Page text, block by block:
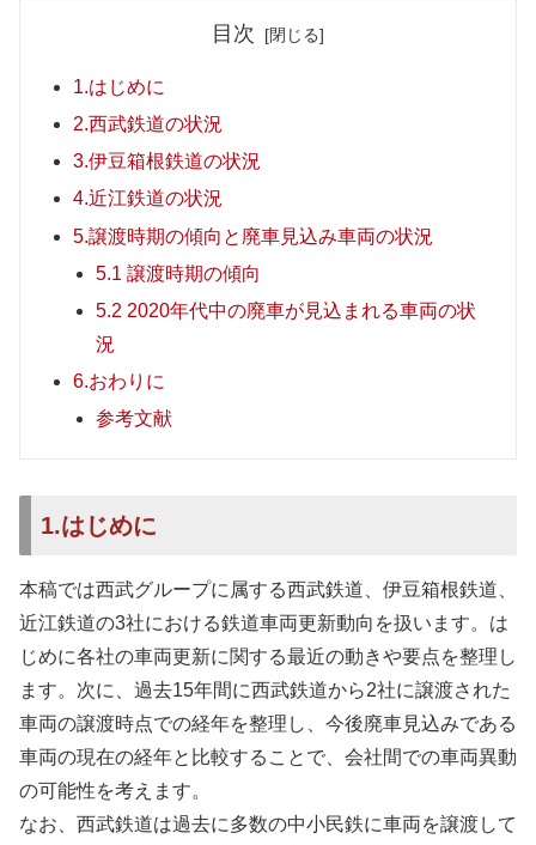
目次
1.はじめに
2.西武鉄道の状況
3.伊豆箱根鉄道の状況
4.近江鉄道の状況
5.譲渡時期の傾向と廃車見込み車両の状況
5.1 譲渡時期の傾向
5.2 2020年代中の廃車が見込まれる車両の状
況
6.おわりに
参考文献
1.はじめに
本稿では西武グループに属する西武鉄道、伊豆箱根鉄道、
近江鉄道の3社における鉄道車両更新動向を扱います。は
じめに各社の車両更新に関する最近の動きや要点を整理し
ます。次に、過去15年間に西武鉄道から2社に譲渡された
車両の譲渡時点での経年を整理し、今後廃車見込みである
車両の現在の経年と比較することで、会社間での車両異動
の可能性を考えます。
なお、西武鉄道は過去に多数の中小民鉄に車両を譲渡して